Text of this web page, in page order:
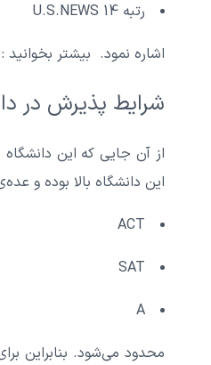
رتبه 14 U.S.NEWS
اشاره نمود. بیشتر بخوانید :
شرایط پذیرش در
از آن جایی که این
این دانشگاه بالا بوده و
ACT
SAT
A
محدود می‌شود. بنابراین